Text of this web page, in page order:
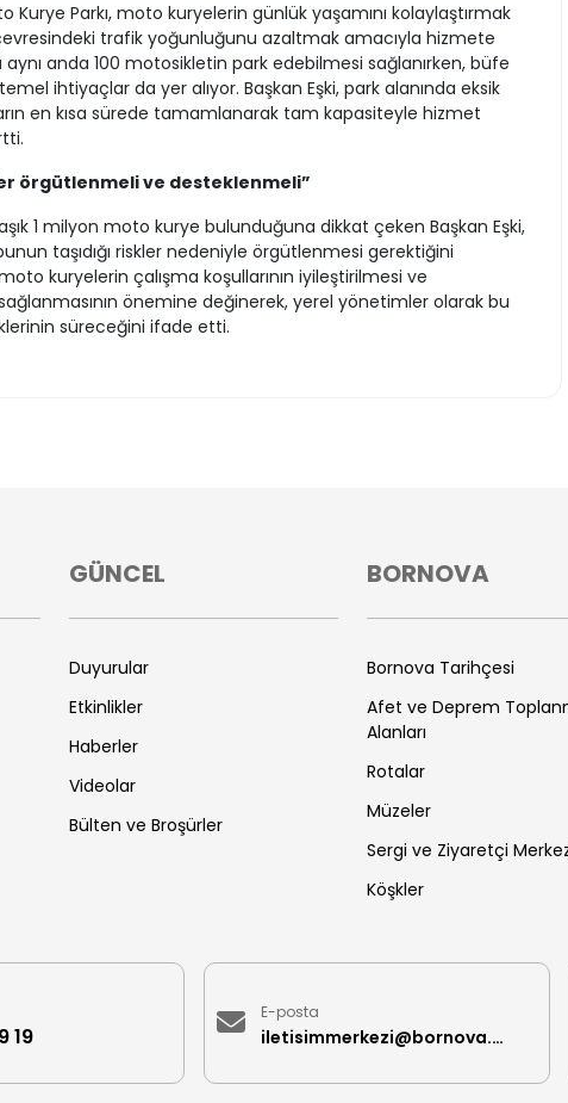
Kurye Parkı, moto kuryelerin günlük yaşamını kolaylaştırmak
trafik yoğunluğunu azaltmak amacıyla hizmete
aynı anda 100 motosikletin park edebilmesi sağlanırken, büfe
ihtiyaçlar da yer alıyor. Başkan Eşki, park alanında eksik
en kısa sürede tamamlanarak tam kapasiteyle hizmet
örgütlenmeli ve desteklenmeli”
1 milyon moto kurye bulunduğuna dikkat çeken Başkan Eşki,
taşıdığı riskler nedeniyle örgütlenmesi gerektiğini
kuryelerin çalışma koşullarının iyileştirilmesi ve
önemine değinerek, yerel yönetimler olarak bu
süreceğini ifade etti.
GÜNCEL
Duyurular
Etkinlikler
Haberler
Videolar
Bülten ve Broşürler
BORNOVA
Bornova Tarihçesi
Afet ve Deprem
Alanları
Rotalar
Müzeler
Sergi ve Ziyaretçi
Köşkler
19
E-posta
iletisimmerkezi@bornova.bel.tr